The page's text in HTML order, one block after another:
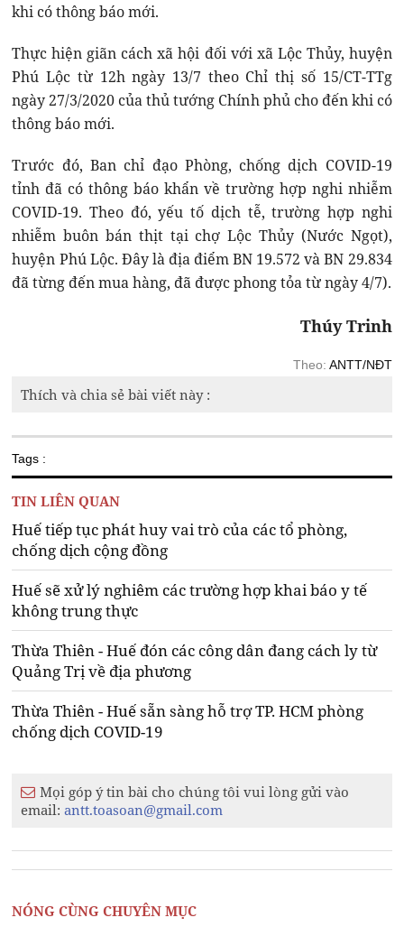
khi có thông báo mới.
Thực hiện giãn cách xã hội đối với xã Lộc Thủy, huyện
Phú Lộc từ 12h ngày 13/7 theo Chỉ thị số 15/CT-TTg
ngày 27/3/2020 của thủ tướng Chính phủ cho đến khi có
thông báo mới.
Trước đó, Ban chỉ đạo Phòng, chống dịch COVID-19
tỉnh đã có thông báo khẩn về trường hợp nghi nhiễm
COVID-19. Theo đó, yếu tố dịch tễ, trường hợp nghi
nhiễm buôn bán thịt tại chợ Lộc Thủy (Nước Ngọt),
huyện Phú Lộc. Đây là địa điểm BN 19.572 và BN 29.834
đã từng đến mua hàng, đã được phong tỏa từ ngày 4/7).
Thúy Trinh
Theo: ANTT/NĐT
Thích và chia sẻ bài viết này :
Tags :
TIN LIÊN QUAN
Huế tiếp tục phát huy vai trò của các tổ phòng,
chống dịch cộng đồng
Huế sẽ xử lý nghiêm các trường hợp khai báo y tế
không trung thực
Thừa Thiên - Huế đón các công dân đang cách ly từ
Quảng Trị về địa phương
Thừa Thiên - Huế sẵn sàng hỗ trợ TP. HCM phòng
chống dịch COVID-19
Mọi góp ý tin bài cho chúng tôi vui lòng gửi vào
email:antt.toasoan@gmail.com
NÓNG CÙNG CHUYÊN MỤC